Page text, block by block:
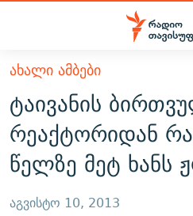
Accessibility
მთავარ
შინაარსზე
დაბრუნება
მთავარ
ნავიგაციაზე
დაბრუნება
ძიებაზე
ᲐᲮᲐᲚᲘ ᲐᲛᲑᲔᲑᲘ
ᲗᲔᲛᲔᲑᲘ
ᲞᲝᲚᲘᲢᲘᲙᲐ
ᲔᲙᲝᲜᲝᲛᲘᲙᲐ
ᲡᲐᲖᲝᲒᲐᲓᲝᲔᲑᲐ
ᲕᲘᲓᲔᲝ
ᲑᲚᲝᲒᲔᲑᲘ
ᲞᲝᲓᲙᲐᲡᲢᲔᲑᲘ
ᲐᲮᲐᲚᲘ ᲐᲛᲑᲔᲑᲘ
ტაივანის
რეაქტორიდან
წელზე მეტ ხანს
აგვისტო 10, 2013